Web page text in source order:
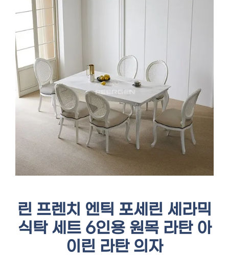
린 프렌치 엔틱 포세린 세라믹
식탁 세트 6인용 원목 라탄 아
이린 라탄 의자